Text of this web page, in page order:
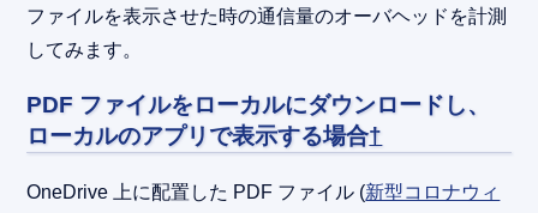
ファイルを表示させた時の通信量のオーバヘッドを計測
してみます。
PDF ファイルをローカルにダウンロードし、
ローカルのアプリで表示する場合†
OneDrive 上に配置した PDF ファイル (新型コロナウィ